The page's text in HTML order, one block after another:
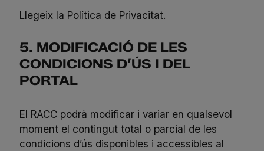
Llegeix la Política de Privacitat.
5. MODIFICACIÓ DE LES
CONDICIONS D’ÚS I DEL
PORTAL
El RACC podrà modificar i variar en qualsevol
moment el contingut total o parcial de les
condicions d’ús disponibles i accessibles al